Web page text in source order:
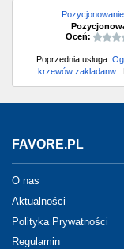
Oceń:
Poprzednia usługa:
krzewów zakladanw
FAVORE.PL
O nas
Aktualności
Polityka Prywatności
Regulamin